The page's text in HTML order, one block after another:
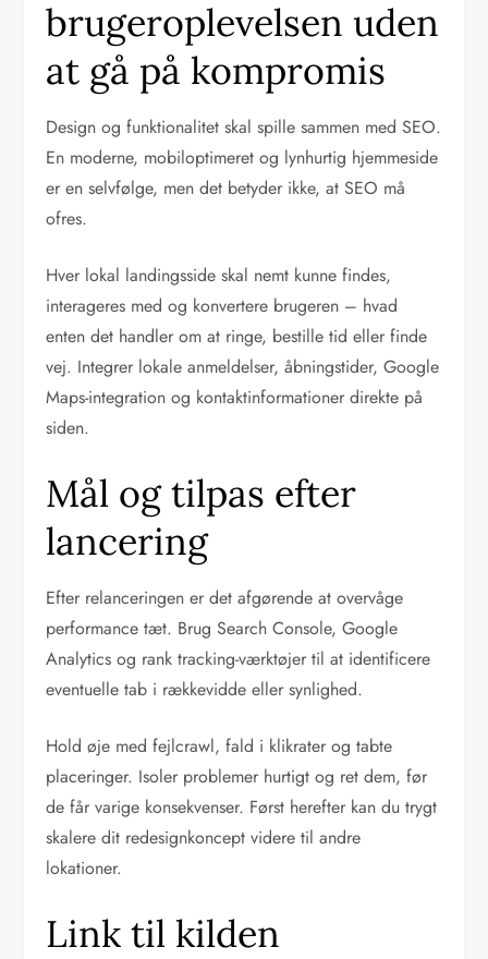
brugeroplevelsen uden
at gå på kompromis
Design og funktionalitet skal spille sammen med SEO.
En moderne, mobiloptimeret og lynhurtig hjemmeside
er en selvfølge, men det betyder ikke, at SEO må
ofres.
Hver lokal landingsside skal nemt kunne findes,
interageres med og konvertere brugeren – hvad
enten det handler om at ringe, bestille tid eller finde
vej. Integrer lokale anmeldelser, åbningstider, Google
Maps-integration og kontaktinformationer direkte på
siden.
Mål og tilpas efter
lancering
Efter relanceringen er det afgørende at overvåge
performance tæt. Brug Search Console, Google
Analytics og rank tracking-værktøjer til at identificere
eventuelle tab i rækkevidde eller synlighed.
Hold øje med fejlcrawl, fald i klikrater og tabte
placeringer. Isoler problemer hurtigt og ret dem, før
de får varige konsekvenser. Først herefter kan du trygt
skalere dit redesignkoncept videre til andre
lokationer.
Link til kilden